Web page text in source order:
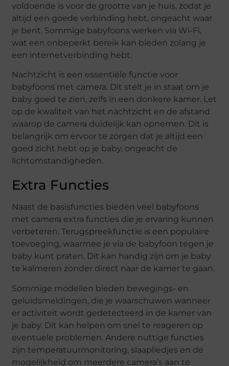
voldoende is voor de grootte van je huis, zodat je
altijd een goede verbinding hebt, ongeacht waar
je bent. Sommige babyfoons werken via Wi-Fi,
wat een onbeperkt bereik kan bieden zolang je
een internetverbinding hebt.
Nachtzicht is een essentiële functie voor
babyfoons met camera. Dit stelt je in staat om je
baby goed te zien, zelfs in een donkere kamer. Let
op de kwaliteit van het nachtzicht en de afstand
waarop de camera duidelijk kan opnemen. Dit is
belangrijk om ervoor te zorgen dat je altijd een
goed zicht hebt op je baby, ongeacht de
lichtomstandigheden.
Extra Functies
Naast de basisfuncties bieden veel babyfoons
met camera extra functies die je ervaring kunnen
verbeteren. Terugspreekfunctie is een populaire
toevoeging, waarmee je via de babyfoon tegen je
baby kunt praten. Dit kan handig zijn om je baby
te kalmeren zonder direct naar de kamer te gaan.
Sommige modellen bieden bewegings- en
geluidsmeldingen, die je waarschuwen wanneer
er activiteit wordt gedetecteerd in de kamer van
je baby. Dit kan helpen om snel te reageren op
eventuele problemen. Andere nuttige functies
zijn temperatuurmonitoring, slaapliedjes en de
mogelijkheid om meerdere camera’s aan te